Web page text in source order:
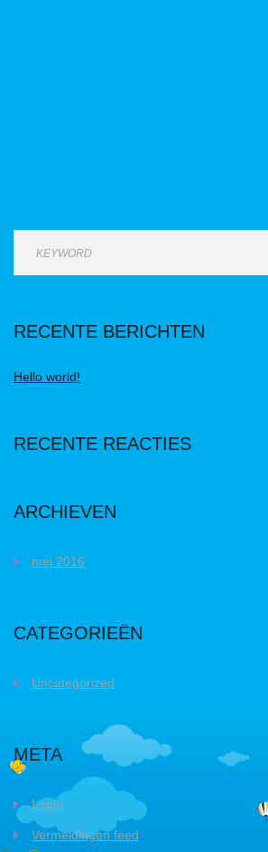
RECENTE BERICHTEN
Hello world!
RECENTE REACTIES
ARCHIEVEN
mei 2016
CATEGORIEËN
Uncategorized
META
Login
Vermeldingen feed